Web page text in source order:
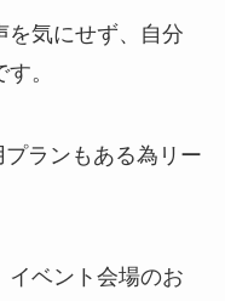
を気にせず、自分
。
ランもある為リー
イベント会場のお